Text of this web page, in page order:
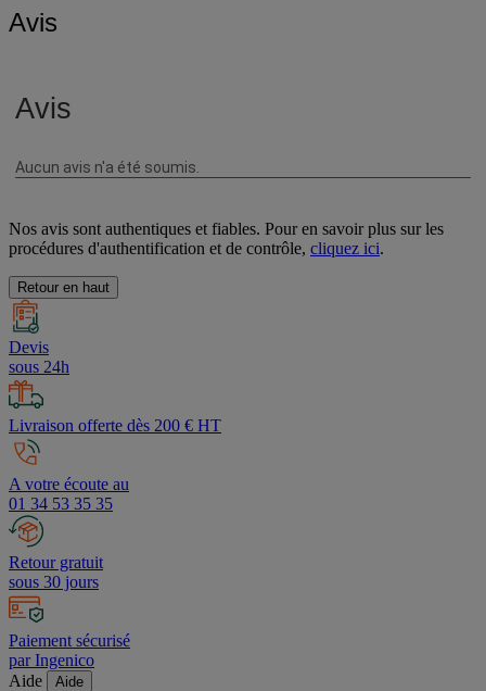
Avis
Nos avis sont authentiques et fiables. Pour en savoir plus sur les
procédures d'authentification et de contrôle, cliquez ici.
Retour en haut
Devis
sous 24h
Livraison offerte dès 200 € HT
A votre écoute au
01 34 53 35 35
Retour gratuit
sous 30 jours
Paiement sécurisé
par Ingenico
Aide
Aide